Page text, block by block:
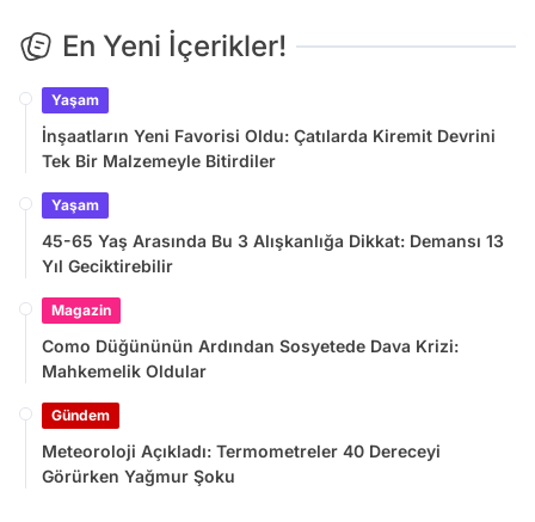
En Yeni İçerikler!
Yaşam
İnşaatların Yeni Favorisi Oldu: Çatılarda Kiremit Devrini
Tek Bir Malzemeyle Bitirdiler
Yaşam
45-65 Yaş Arasında Bu 3 Alışkanlığa Dikkat: Demansı 13
Yıl Geciktirebilir
Magazin
Como Düğününün Ardından Sosyetede Dava Krizi:
Mahkemelik Oldular
Gündem
Meteoroloji Açıkladı: Termometreler 40 Dereceyi
Görürken Yağmur Şoku